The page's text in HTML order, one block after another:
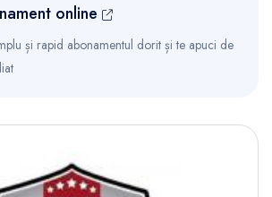
online
și rapid abonamentul dorit și te apuci de